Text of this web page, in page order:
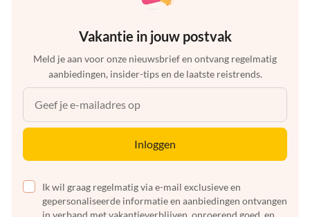
Vakantie in jouw postvak
Meld je aan voor onze nieuwsbrief en ontvang regelmatig
aanbiedingen, insider-tips en de laatste reistrends.
Inloggen
Ik wil graag regelmatig via e-mail exclusieve en
gepersonaliseerde informatie en aanbiedingen ontvangen
in verband met vakantieverblijven, onroerend goed, en